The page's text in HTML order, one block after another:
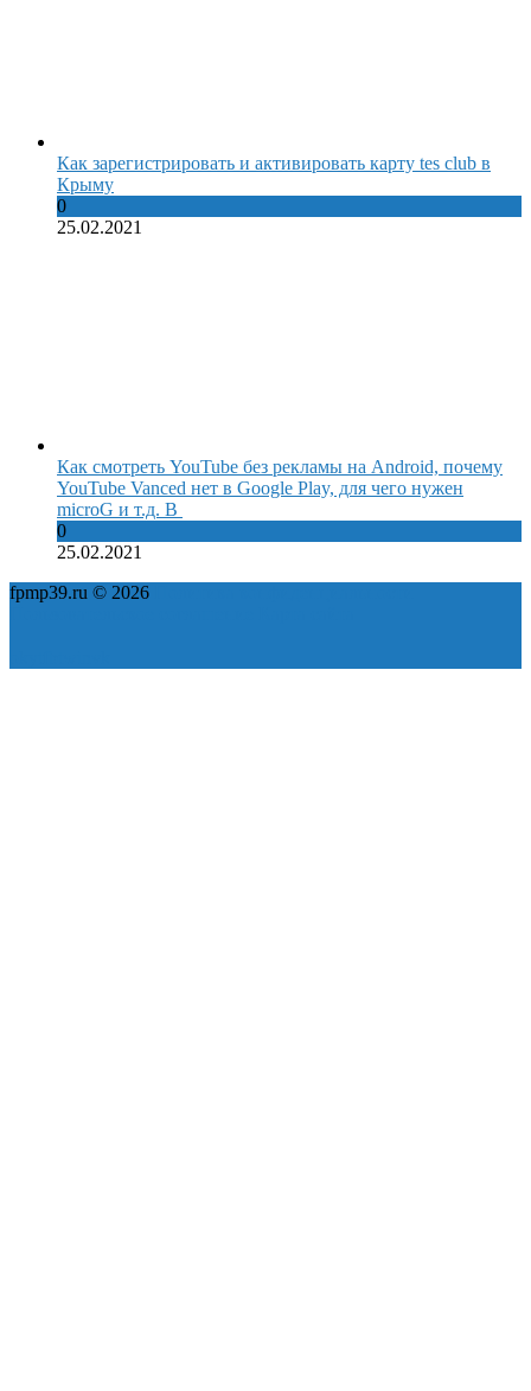
Как зарегистрировать и активировать карту tes club в
Крыму
0
25.02.2021
Как смотреть YouTube без рекламы на Android, почему
YouTube Vanced нет в Google Play, для чего нужен
microG и т.д. В
0
25.02.2021
fpmp39.ru © 2026